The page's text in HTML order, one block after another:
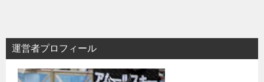
運営者プロフィール